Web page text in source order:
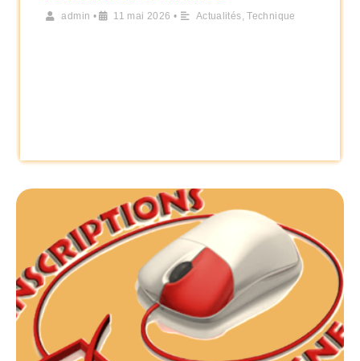
admin • 11 mai 2026 • Actualités,Technique